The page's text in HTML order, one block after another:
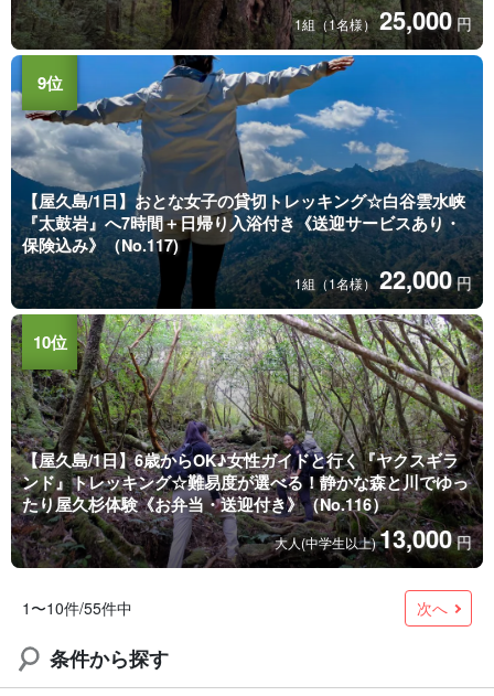
1組（1名様）25,000 円
【屋久島/1日】おとな女子の貸切トレッキング☆白谷雲水峡
『太鼓岩』へ7時間＋日帰り入浴付き《送迎サービスあり・
保険込み》（No.117)
1組（1名様）22,000 円
【屋久島/1日】6歳からOK♪女性ガイドと行く『ヤクスギラ
ンド』トレッキング☆難易度が選べる！静かな森と川でゆっ
たり屋久杉体験《お弁当・送迎付き》（No.116）
大人(中学生以上)13,000 円
1〜10件/55件中 次へ
条件から探す